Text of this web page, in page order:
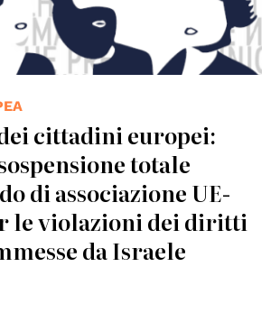
cittadini europei:
totale
di associazione UE-
le violazioni dei diritti
da Israele